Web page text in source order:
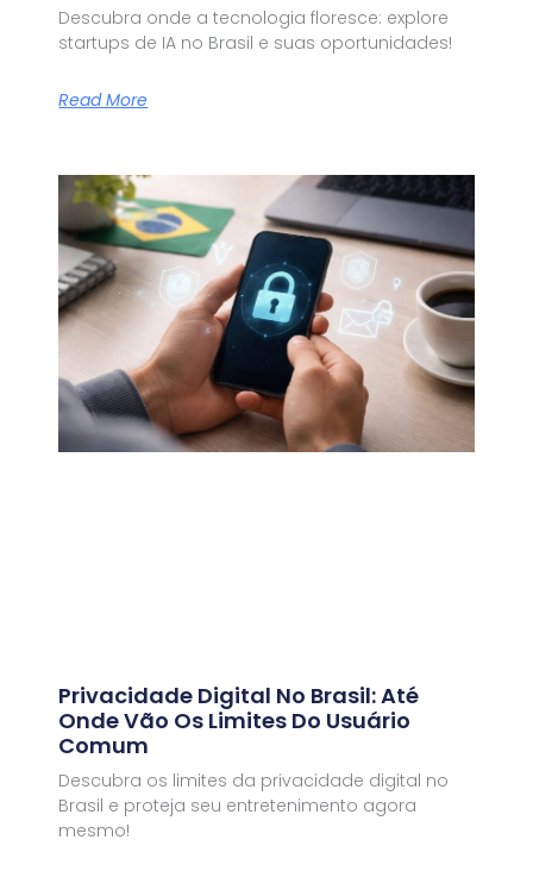
Descubra onde a tecnologia floresce: explore
startups de IA no Brasil e suas oportunidades!
Read More
Privacidade Digital No Brasil: Até
Onde Vão Os Limites Do Usuário
Comum
Descubra os limites da privacidade digital no
Brasil e proteja seu entretenimento agora
mesmo!